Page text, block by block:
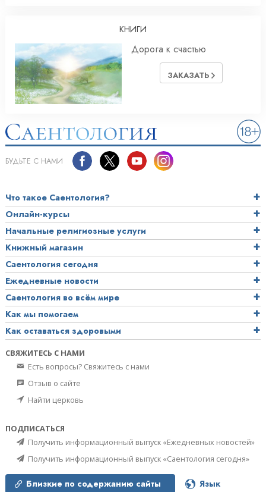
КНИГИ
Дорога к счастью
ЗАКАЗАТЬ
БУДЬТЕ С НАМИ
Что такое Саентология?
Онлайн-курсы
Начальные религиозные услуги
Книжный магазин
Саентология сегодня
Ежедневные новости
Саентология во всём мире
Как мы помогаем
Как оставаться здоровыми
СВЯЖИТЕСЬ С НАМИ
Есть вопросы? Свяжитесь с нами
Отзыв о сайте
Найти церковь
ПОДПИСАТЬСЯ
Получить информационный выпуск «Ежедневных новостей»
Получить информационный выпуск «Саентология сегодня»
Близкие по содержанию сайты Язык